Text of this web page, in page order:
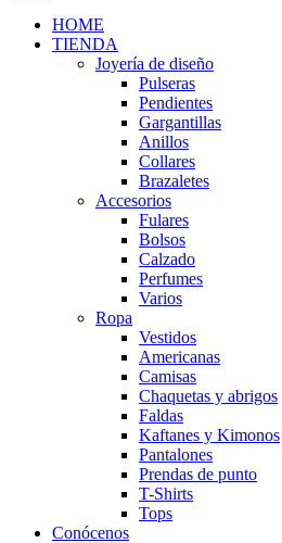
HOME
TIENDA
Joyería de diseño
Pulseras
Pendientes
Gargantillas
Anillos
Collares
Brazaletes
Accesorios
Fulares
Bolsos
Calzado
Perfumes
Varios
Ropa
Vestidos
Americanas
Camisas
Chaquetas y abrigos
Faldas
Kaftanes y Kimonos
Pantalones
Prendas de punto
T-Shirts
Tops
Conócenos